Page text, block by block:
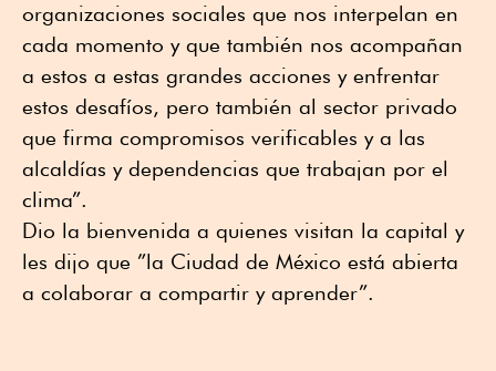
organizaciones sociales que nos interpelan en
cada momento y que también nos acompañan
a estos a estas grandes acciones y enfrentar
estos desafíos, pero también al sector privado
que firma compromisos verificables y a las
alcaldías y dependencias que trabajan por el
clima”.
Dio la bienvenida a quienes visitan la capital y
les dijo que ”la Ciudad de México está abierta
a colaborar a compartir y aprender”.